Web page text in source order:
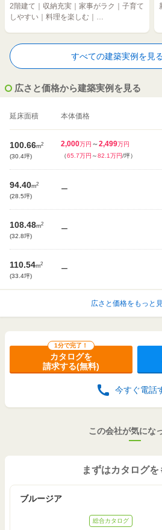
2階建て｜収納充実｜家事がラク｜子育て
しやすい｜料理を楽しむ｜…
すべての建築実例を見
広さと価格から建築実例を見る
延床面積 本体価格
100.66m2
(30.4坪)
2,000万円 ～2,499万円
（65.7万円 ～82.1万円/坪）
94.40m2
(28.5坪)
ー
108.48m2
(32.8坪)
ー
110.54m2
(33.4坪)
ー
(31.1坪)
広さと価格をもっと
1分で完了！
カタログを
請求する(無料)
今すぐ電話
この会社が気にな
まずはカタログを
ブルージア
総合カタログ